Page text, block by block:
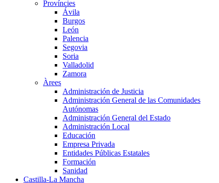
Províncies
Ávila
Burgos
León
Palencia
Segovia
Soria
Valladolid
Zamora
Àrees
Administración de Justicia
Administración General de las Comunidades
Autónomas
Administración General del Estado
Administración Local
Educación
Empresa Privada
Entidades Públicas Estatales
Formación
Sanidad
Castilla-La Mancha